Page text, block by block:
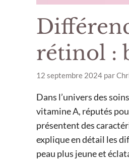
rétinol :
12 septembre 2024 par
Dans l’univers des
vitamine A, réputés
présentent des
explique en détail les
peau plus jeune et